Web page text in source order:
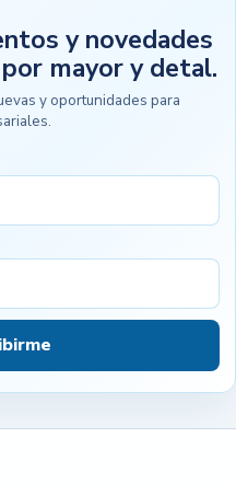
y novedades
mayor y detal.
y oportunidades para